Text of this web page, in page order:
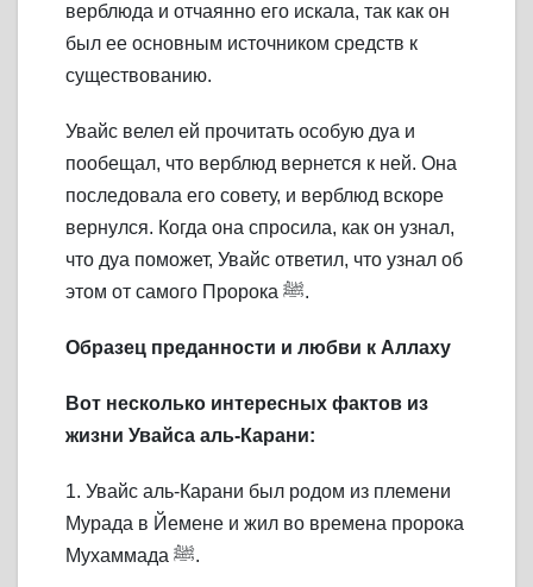
верблюда и отчаянно его искала, так как он
был ее основным источником средств к
существованию.
Увайс велел ей прочитать особую дуа и
пообещал, что верблюд вернется к ней. Она
последовала его совету, и верблюд вскоре
вернулся. Когда она спросила, как он узнал,
что дуа поможет, Увайс ответил, что узнал об
этом от самого Пророка ﷺ.
Образец преданности и любви к Аллаху
Вот несколько интересных фактов из
жизни Увайса аль-Карани:
1. Увайс аль-Карани был родом из племени
Мурада в Йемене и жил во времена пророка
Мухаммада ﷺ.